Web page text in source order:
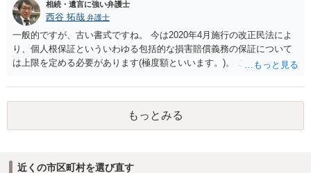
相続・遺言に強い弁護士
西谷 拓哉 弁護士
一般的ですが、古い書式ですね。 今は2020年4月施行の改正民法によ
り、個人根保証といういわゆる包括的な損害賠償義務の保証について
は上限を定める必要があります(極度額といいます。)。 この書式にサ
り、会社側は請求できない可能性が高そうです。
もっとみる
近くの市区町村を選び直す